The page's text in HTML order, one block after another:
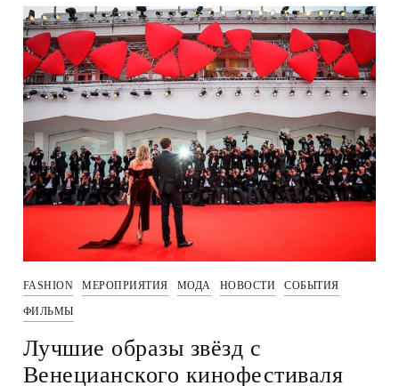
FASHION МЕРОПРИЯТИЯ МОДА НОВОСТИ СОБЫТИЯ
ФИЛЬМЫ
Лучшие образы звёзд с
Венецианского кинофестиваля